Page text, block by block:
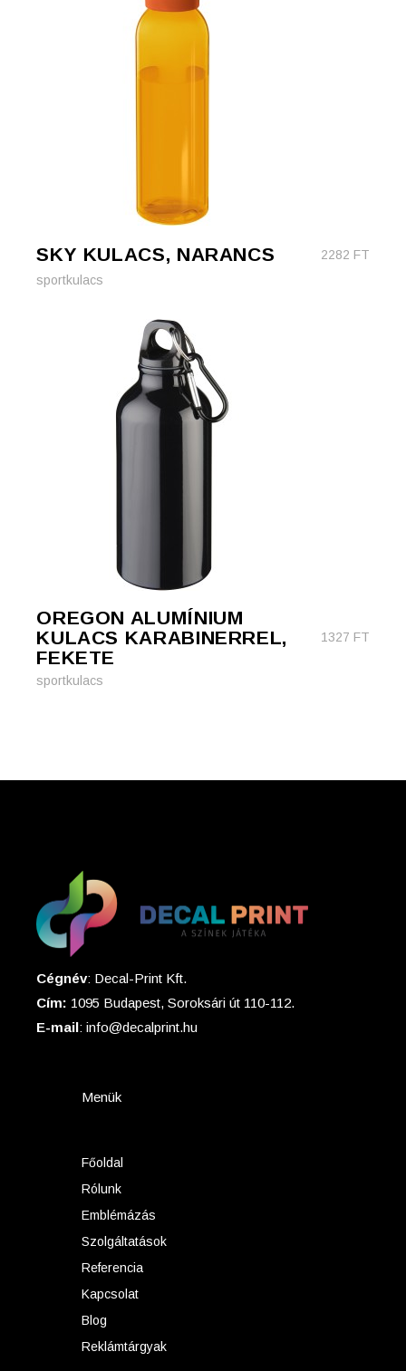
SKY KULACS, NARANCS 2282 FT
sportkulacs
OREGON ALUMÍNIUM
KULACS KARABINERREL,
FEKETE
1327 FT
sportkulacs
Cégnév: Decal-Print Kft.
Cím: 1095 Budapest, Soroksári út 110-112.
E-mail: info@decalprint.hu
Menük
Főoldal
Rólunk
Emblémázás
Szolgáltatások
Referencia
Kapcsolat
Blog
Reklámtárgyak